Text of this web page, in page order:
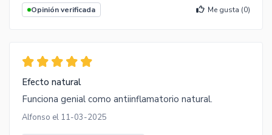
Opinión verificada Me gusta (0)
Efecto natural
Funciona genial como antiinflamatorio natural.
Alfonso el 11-03-2025